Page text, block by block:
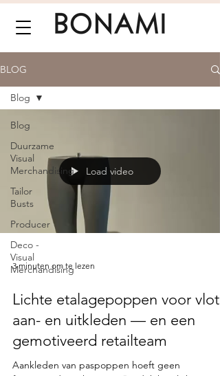
BLOG
Blog
Duurzame
Visual
Merchandising
Tailor
Busts
Producer
Deco -
Visual
Merchandising
Blog
Load video
3 minuten om te lezen
Lichte etalagepoppen voor vlot
aan- en uitkleden — en een
gemotiveerd retailteam
Aankleden van paspoppen hoeft geen